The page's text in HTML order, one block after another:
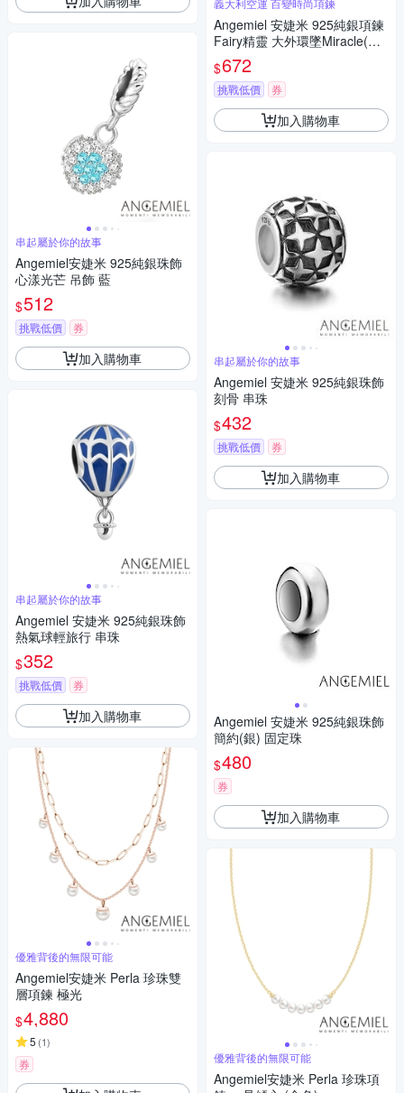
串起屬於你的故事
Angemiel安婕米 925純銀珠飾
心漾光芒 吊飾 藍
$512
挑戰低價 券
加入購物車
串起屬於你的故事
Angemiel 安婕米 925純銀珠飾
熱氣球輕旅行 串珠
$352
挑戰低價 券
加入購物車
優雅背後的無限可能
Angemiel安婕米 Perla 珍珠雙
層項鍊 極光
$4,880
5 (1)
券
義大利空運 百變時尚項鍊
Angemiel 安婕米 925純銀項鍊
Fairy精靈 大外環墜Miracle(粉
紅鑽.銀)
$672
挑戰低價 券
加入購物車
串起屬於你的故事
Angemiel 安婕米 925純銀珠飾
刻骨 串珠
$432
挑戰低價 券
加入購物車
Angemiel 安婕米 925純銀珠飾
簡約(銀) 固定珠
$480
券
加入購物車
優雅背後的無限可能
Angemiel安婕米 Perla 珍珠項